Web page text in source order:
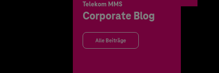
Telekom MMS
Corporate Blog
Alle Beiträge